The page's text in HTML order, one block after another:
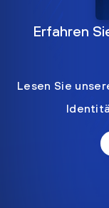
Erfahren
Lesen Sie